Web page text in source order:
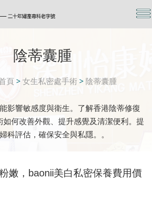
陰蒂囊腫
頁 >女生私密處手術> 陰蒂囊腫
影響敏感度與衛生。了解香港陰蒂修復
如何改善外觀、提升感覺及清潔便利。提
科評估，確保安全與私隱。。
嫩，baonii美白私密保養費用價